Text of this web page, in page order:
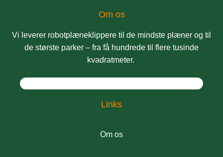
Om os
Vi leverer robotplæneklippere til de mindste plæner og til
de største parker – fra få hundrede til flere tusinde
kvadratmeter.
Links
Om os